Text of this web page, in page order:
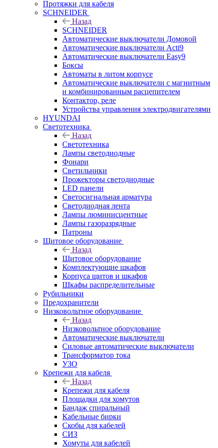
Протяжки для кабеля
SCHNEIDER
Назад
SCHNEIDER
Автоматические выключатели Домовой
Автоматические выключатели Acti9
Автоматические выключатели Easy9
Боксы
Автоматы в литом корпусе
Автоматические выключатели с магнитным
и комбинированным расцепителем
Контактор, реле
Устройства управления электродвигателями
HYUNDAI
Светотехника
Назад
Светотехника
Лампы светодиодные
Фонари
Светильники
Прожекторы светодиодные
LED панели
Светосигнальная арматура
Светодиодная лента
Лампы люминисцентные
Лампы газоразрядные
Патроны
Щитовое оборудование
Назад
Щитовое оборудование
Комплектующие шкафов
Корпуса щитов и шкафов
Шкафы распределительные
Рубильники
Предохранители
Низковольтное оборудование
Назад
Низковольтное оборудование
Автоматические выключатели
Силовые автоматические выключатели
Трансформатор тока
УЗО
Крепежи для кабеля
Назад
Крепежи для кабеля
Площадки для хомутов
Бандаж спиральный
Кабельные бирки
Cкобы для кабелей
СИЗ
Хомуты для кабелей